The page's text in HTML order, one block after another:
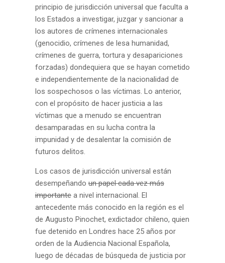
principio de jurisdicción universal que faculta a
los Estados a investigar, juzgar y sancionar a
los autores de crímenes internacionales
(genocidio, crímenes de lesa humanidad,
crímenes de guerra, tortura y desapariciones
forzadas) dondequiera que se hayan cometido
e independientemente de la nacionalidad de
los sospechosos o las víctimas. Lo anterior,
con el propósito de hacer justicia a las
víctimas que a menudo se encuentran
desamparadas en su lucha contra la
impunidad y de desalentar la comisión de
futuros delitos.
Los casos de jurisdicción universal están
desempeñandoun papel cada vez más
importantea nivel internacional. El
antecedente más conocido en la región es el
de Augusto Pinochet, exdictador chileno, quien
fue detenido en Londres hace 25 años por
orden de la Audiencia Nacional Española,
luego de décadas de búsqueda de justicia por